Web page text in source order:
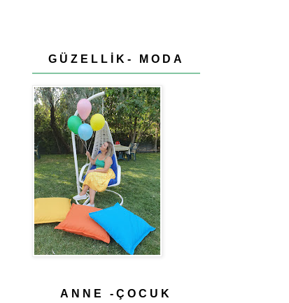
GÜZELLİK- MODA
ANNE -ÇOCUK